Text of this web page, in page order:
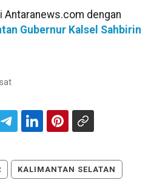
Antaranews.com dengan
Gubernur Kalsel Sahbirin
KALIMANTAN SELATAN